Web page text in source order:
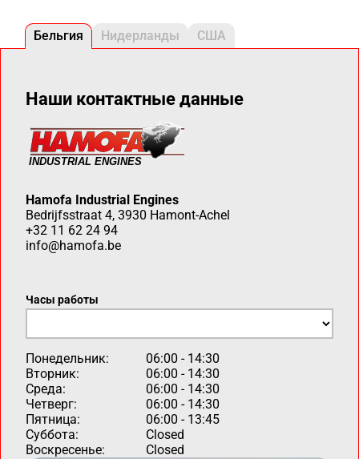
Бельгия Нидерланды США
Наши контактные данные
Hamofa Industrial Engines
Bedrijfsstraat 4, 3930 Hamont-Achel
+32 11 62 24 94
info@hamofa.be
Часы работы
Понедельник:
06:00 - 14:30
Вторник:
06:00 - 14:30
Среда:
06:00 - 14:30
Четверг:
06:00 - 14:30
Пятница:
06:00 - 13:45
Суббота:
Closed
Воскресенье:
Closed